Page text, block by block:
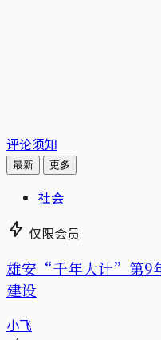
评论须知
最新 更多
社会
仅限会员
雄安“千年大计”第9
建设
小飞